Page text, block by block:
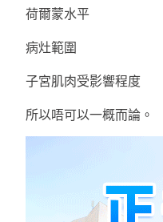
荷爾蒙水平
病灶範圍
子宮肌肉受影響程度
所以唔可以一概而論。